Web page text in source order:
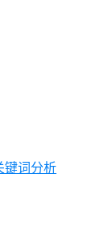
键词分析